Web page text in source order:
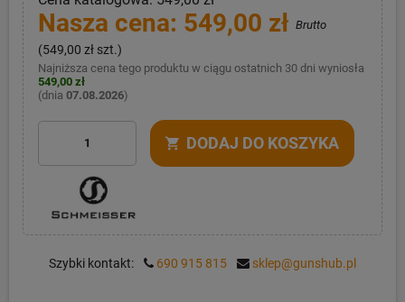
Nasza cena: 549,00 zł Brutto
(549,00 zł szt.)
Najniższa cena tego produktu w ciągu ostatnich 30 dni wyniosła
549,00 zł
(dnia 07.08.2026)
shopping_cart DODAJ DO KOSZYKA
Szybki kontakt: 690 915 815 sklep@gunshub.pl